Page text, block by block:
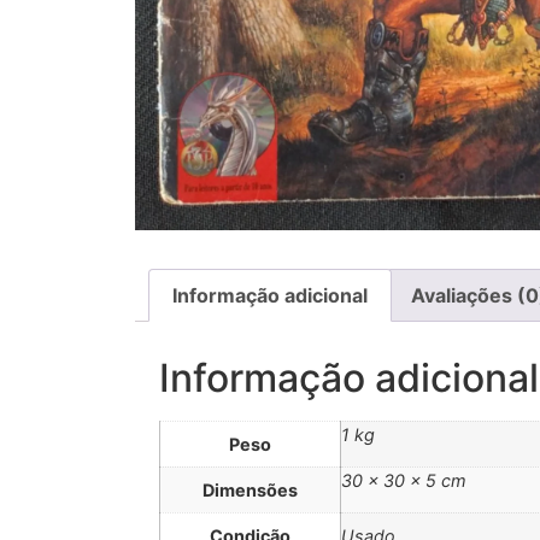
Informação adicional Avaliações
Informação adicional
Peso 1 kg
Dimensões 30 × 30 × 5 cm
Condição Usado